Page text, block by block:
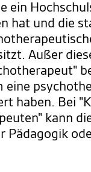
ein
hat und die
Außer
eine
haben. Bei
kann
Pädagogik